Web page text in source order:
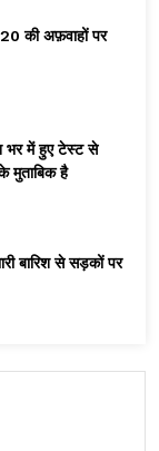
की अफ़वाहों पर
भर में हुए टेस्ट से
मुताबिक है
बारिश से सड़कों पर